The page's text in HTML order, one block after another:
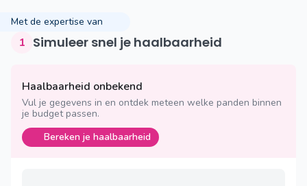
Met de expertise van
1 Simuleer snel je haalbaarheid
Haalbaarheid onbekend
Vul je gegevens in en ontdek meteen welke panden binnen
je budget passen.
Bereken je haalbaarheid